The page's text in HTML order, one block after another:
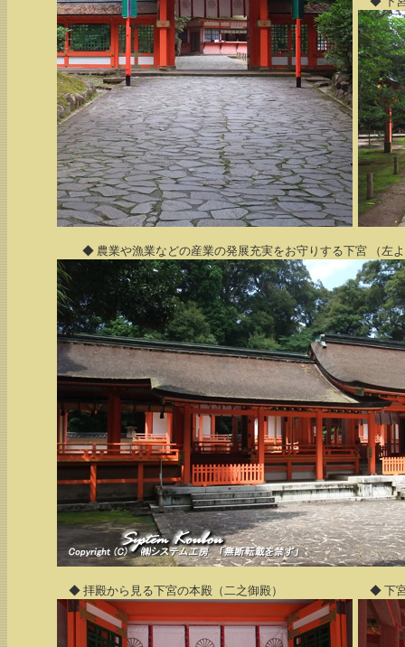
◆ 農業や漁業などの産業の発展充実をお守りする下宮 （左
◆ 拝殿から見る下宮の本殿（二之御殿） ◆ 下宮